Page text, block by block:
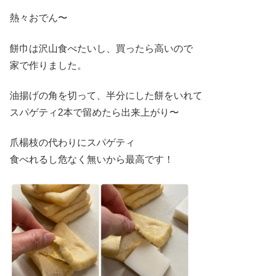
熱々おでん〜
餅巾は沢山食べたいし、買ったら高いので
家で作りました。
油揚げの角を切って、半分にした餅をいれて
スパゲティ2本で留めたら出来上がり〜
爪楊枝の代わりにスパゲティ
食べれるし危なく無いから最高です！